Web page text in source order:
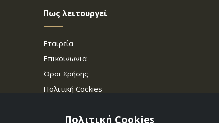
Πως λειτουργεί
Εταιρεία
Επικοινωνια
Όροι Χρήσης
Πολιτική Cookies
Πολιτική Cookies